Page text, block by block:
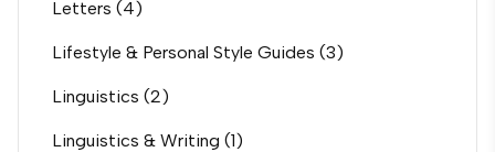
Letters (4)
Lifestyle & Personal Style Guides (3)
Linguistics (2)
Linguistics & Writing (1)